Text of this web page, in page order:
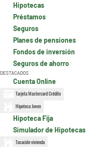
Hipotecas
Préstamos
Seguros
Planes de pensiones
Fondos de inversión
Seguros de ahorro
DESTACADOS
Cuenta Online
Tarjeta Mastercard Crédito
Hipoteca Joven
Hipoteca Fija
Simulador de Hipotecas
Tasación vivienda